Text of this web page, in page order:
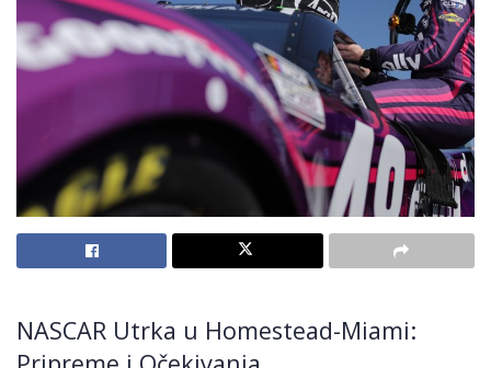
NASCAR Utrka u Homestead-Miami: